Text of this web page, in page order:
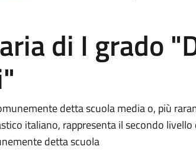
di I grado
detta scuola media o, più
italiano, rappresenta il secondo livello
detta scuola